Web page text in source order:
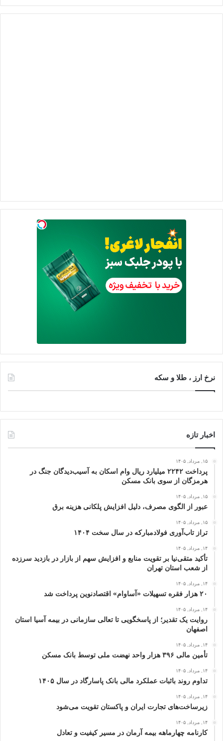
نرخ ارز ، طلا و سکه
اخبار تازه
۱۵, مرداد, ۱۴۰۵
پرداخت ۲۲۴۲ میلیارد ریال وام اسکان به آسیب‌دیدگان جنگ در
هرمزگان از سوی بانک مسکن
۱۵, مرداد, ۱۴۰۵
عبور از الگوی مصرف، دلیل افزایش پلکانی هزینه برق
۱۵, مرداد, ۱۴۰۵
تراز تاب‌آوری فولادمبارکه در سال سخت ۱۴۰۴
۱۴, مرداد, ۱۴۰۵
تأکید متقی‌نیا بر تقویت منابع و افزایش سهم از بازار در بازدید سرزده
از شعب استان تهران
۱۴, مرداد, ۱۴۰۵
۲۰ هزار فقره تسهیلات «آساوام» اقتصادنوین پرداخت شد
۱۴, مرداد, ۱۴۰۵
روایت یک تقدیر؛ از پاسخگویی تا تعالی سازمانی در بیمه آسیا استان
اصفهان
۱۴, مرداد, ۱۴۰۵
تأمین مالی ۳۹۶ هزار واحد نهضت ملی توسط بانک مسکن
۱۴, مرداد, ۱۴۰۵
تداوم روند باثبات عملکرد مالی بانک پاسارگاد در سال ۱۴۰۵
۱۴, مرداد, ۱۴۰۵
زیرساخت‌های تجارت ایران و پاکستان تقویت می‌شود
۱۴, مرداد, ۱۴۰۵
کارنامه چهارماهه بیمه آرمان در مسیر کیفیت و تعادل